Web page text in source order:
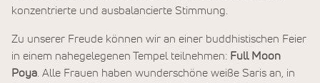
konzentrierte und ausbalancierte Stimmung.
Zu unserer Freude können wir an einer buddhistischen Feier
in einem nahegelegenen Tempel teilnehmen: Full Moon
Poya . Alle Frauen haben wunderschöne weiße Saris an, in